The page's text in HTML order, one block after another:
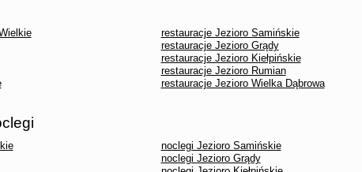
restauracje Jezioro Samińskie
restauracje Jezioro Grądy
restauracje Jezioro Kiełpińskie
restauracje Jezioro Rumian
restauracje Jezioro Wielka Dąbrowa
noclegi Jezioro Samińskie
noclegi Jezioro Grądy